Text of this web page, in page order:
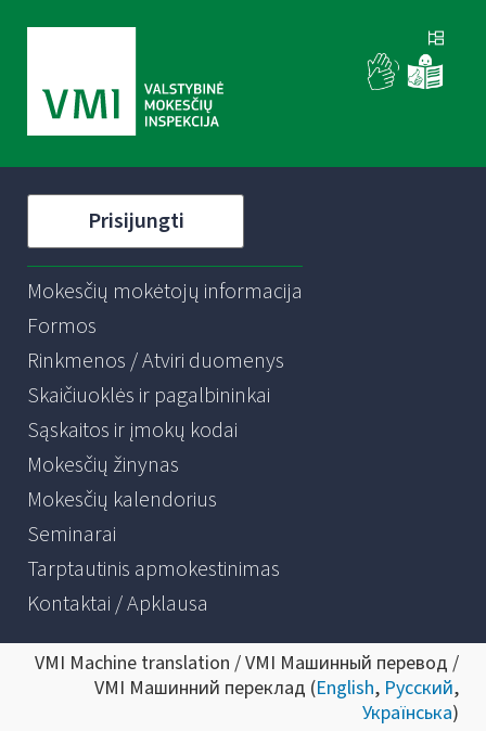
Prisijungti
Mokesčių mokėtojų informacija
Formos
Rinkmenos / Atviri duomenys
Skaičiuoklės ir pagalbininkai
Sąskaitos ir įmokų kodai
Mokesčių žinynas
Mokesčių kalendorius
Seminarai
Tarptautinis apmokestinimas
Kontaktai / Apklausa
VMI Machine translation / VMI Машинный перевод /
VMI Машинний переклад (English, Русский,
Українська)